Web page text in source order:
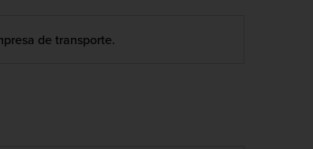
de transporte.